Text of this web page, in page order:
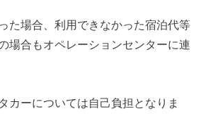
た場合、利用できなかった宿泊代等
場合もオペレーションセンターに連
カーについては自己負担となりま